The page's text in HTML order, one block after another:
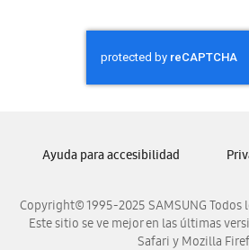
Samsung
Samsung Nicaragua
Samsung
Samsung
Copyright© 1995-2025 SAMSUNG Todos
Este sitio se ve mejor en las últimas
Safari y Mozilla
Ayuda para accesibilidad